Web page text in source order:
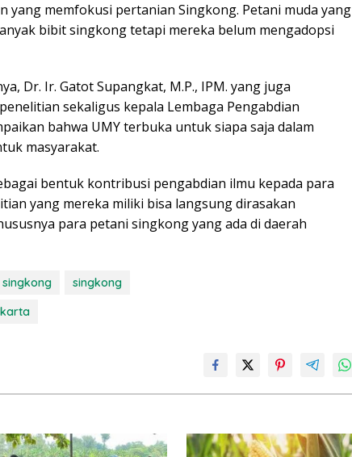
yang memfokusi pertanian Singkong. Petani muda yang
bibit singkong tetapi mereka belum mengadopsi
Dr. Ir. Gatot Supangkat, M.P., IPM. yang juga
sekaligus kepala Lembaga Pengabdian
bahwa UMY terbuka untuk siapa saja dalam
masyarakat.
bentuk kontribusi pengabdian ilmu kepada para
yang mereka miliki bisa langsung dirasakan
para petani singkong yang ada di daerah
singkong